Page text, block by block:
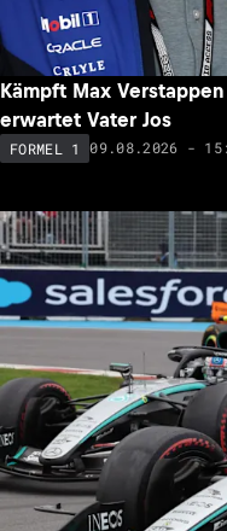
Kämpft Max
erwartet Vater Jos
FORMEL 1 09.08.2026 -